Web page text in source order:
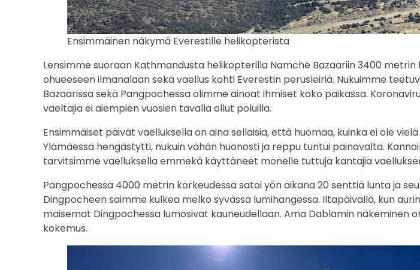
i
i
n
Ensimmäinen näkymä Everestille helikopterista
Lensimme suoraan Kathmandusta helikopterilla Namche Bazaariin 3400
ohueeseen ilmanalaan sekä vaellus kohti Everestin perusleiriä. Nukuimme
Bazaarissa sekä Pangpochessa olimme ainoat ihmiset koko paikassa.
vaeltajia ei aiempien vuosien tavalla ollut poluilla.
Ensimmäiset päivät vaelluksella on aina sellaisia, että huomaa, kuinka ei ole
Ylämäessä hengästytti, nukuin vähän huonosti ja reppu tuntui painavalta.
tarvitsimme vaelluksella emmekä käyttäneet monelle tuttuja kantajia
Pangpochessa 4000 metrin korkeudessa satoi yön aikana 20 senttiä lunta ja
Dingpocheen saimme kulkea melko syvässä lumihangessa. Iltapäivällä, kun
maisemat Dingpochessa lumosivat kauneudellaan. Ama Dablamin näkeminen
kokemus.